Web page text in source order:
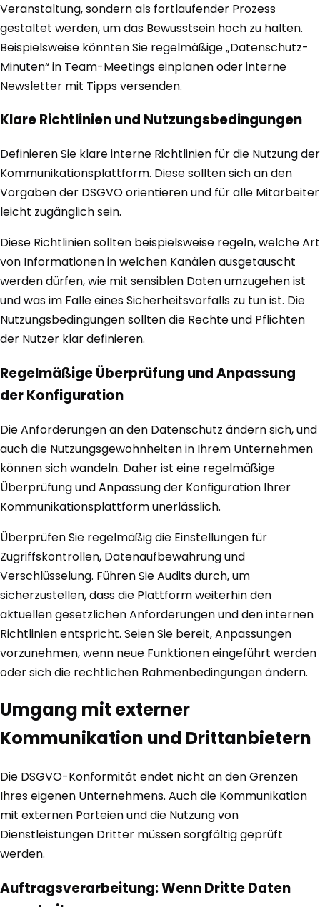
Veranstaltung, sondern als fortlaufender Prozess
gestaltet werden, um das Bewusstsein hoch zu halten.
Beispielsweise könnten Sie regelmäßige „Datenschutz-
Minuten“ in Team-Meetings einplanen oder interne
Newsletter mit Tipps versenden.
Klare Richtlinien und Nutzungsbedingungen
Definieren Sie klare interne Richtlinien für die Nutzung der
Kommunikationsplattform. Diese sollten sich an den
Vorgaben der DSGVO orientieren und für alle Mitarbeiter
leicht zugänglich sein.
Diese Richtlinien sollten beispielsweise regeln, welche Art
von Informationen in welchen Kanälen ausgetauscht
werden dürfen, wie mit sensiblen Daten umzugehen ist
und was im Falle eines Sicherheitsvorfalls zu tun ist. Die
Nutzungsbedingungen sollten die Rechte und Pflichten
der Nutzer klar definieren.
Regelmäßige Überprüfung und Anpassung
der Konfiguration
Die Anforderungen an den Datenschutz ändern sich, und
auch die Nutzungsgewohnheiten in Ihrem Unternehmen
können sich wandeln. Daher ist eine regelmäßige
Überprüfung und Anpassung der Konfiguration Ihrer
Kommunikationsplattform unerlässlich.
Überprüfen Sie regelmäßig die Einstellungen für
Zugriffskontrollen, Datenaufbewahrung und
Verschlüsselung. Führen Sie Audits durch, um
sicherzustellen, dass die Plattform weiterhin den
aktuellen gesetzlichen Anforderungen und den internen
Richtlinien entspricht. Seien Sie bereit, Anpassungen
vorzunehmen, wenn neue Funktionen eingeführt werden
oder sich die rechtlichen Rahmenbedingungen ändern.
Umgang mit externer
Kommunikation und Drittanbietern
Die DSGVO-Konformität endet nicht an den Grenzen
Ihres eigenen Unternehmens. Auch die Kommunikation
mit externen Parteien und die Nutzung von
Dienstleistungen Dritter müssen sorgfältig geprüft
werden.
Auftragsverarbeitung: Wenn Dritte Daten